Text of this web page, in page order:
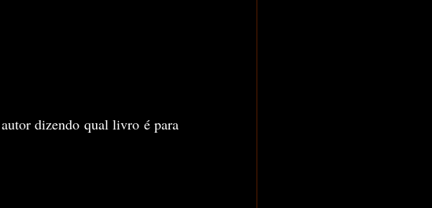
dizendo qual livro é para